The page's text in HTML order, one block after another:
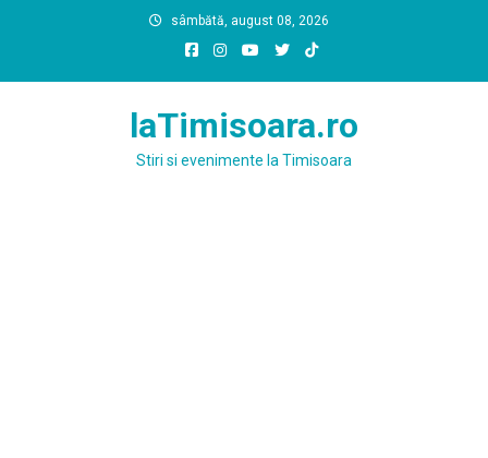
sâmbătă, august 08, 2026
laTimisoara.ro
Stiri si evenimente la Timisoara